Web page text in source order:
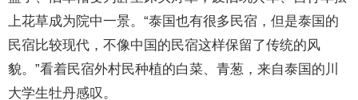
上花草成为院中一景。“泰国也有很多民宿，但是泰国的
民宿比较现代，不像中国的民宿这样保留了传统的风
貌。”看着民宿外村民种植的白菜、青葱，来自泰国的川
大学生牡丹感叹。